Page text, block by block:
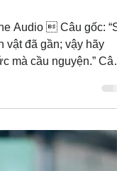
Và Tỉnh
Audio  Câu gốc:
vật đã gần; vậy hãy